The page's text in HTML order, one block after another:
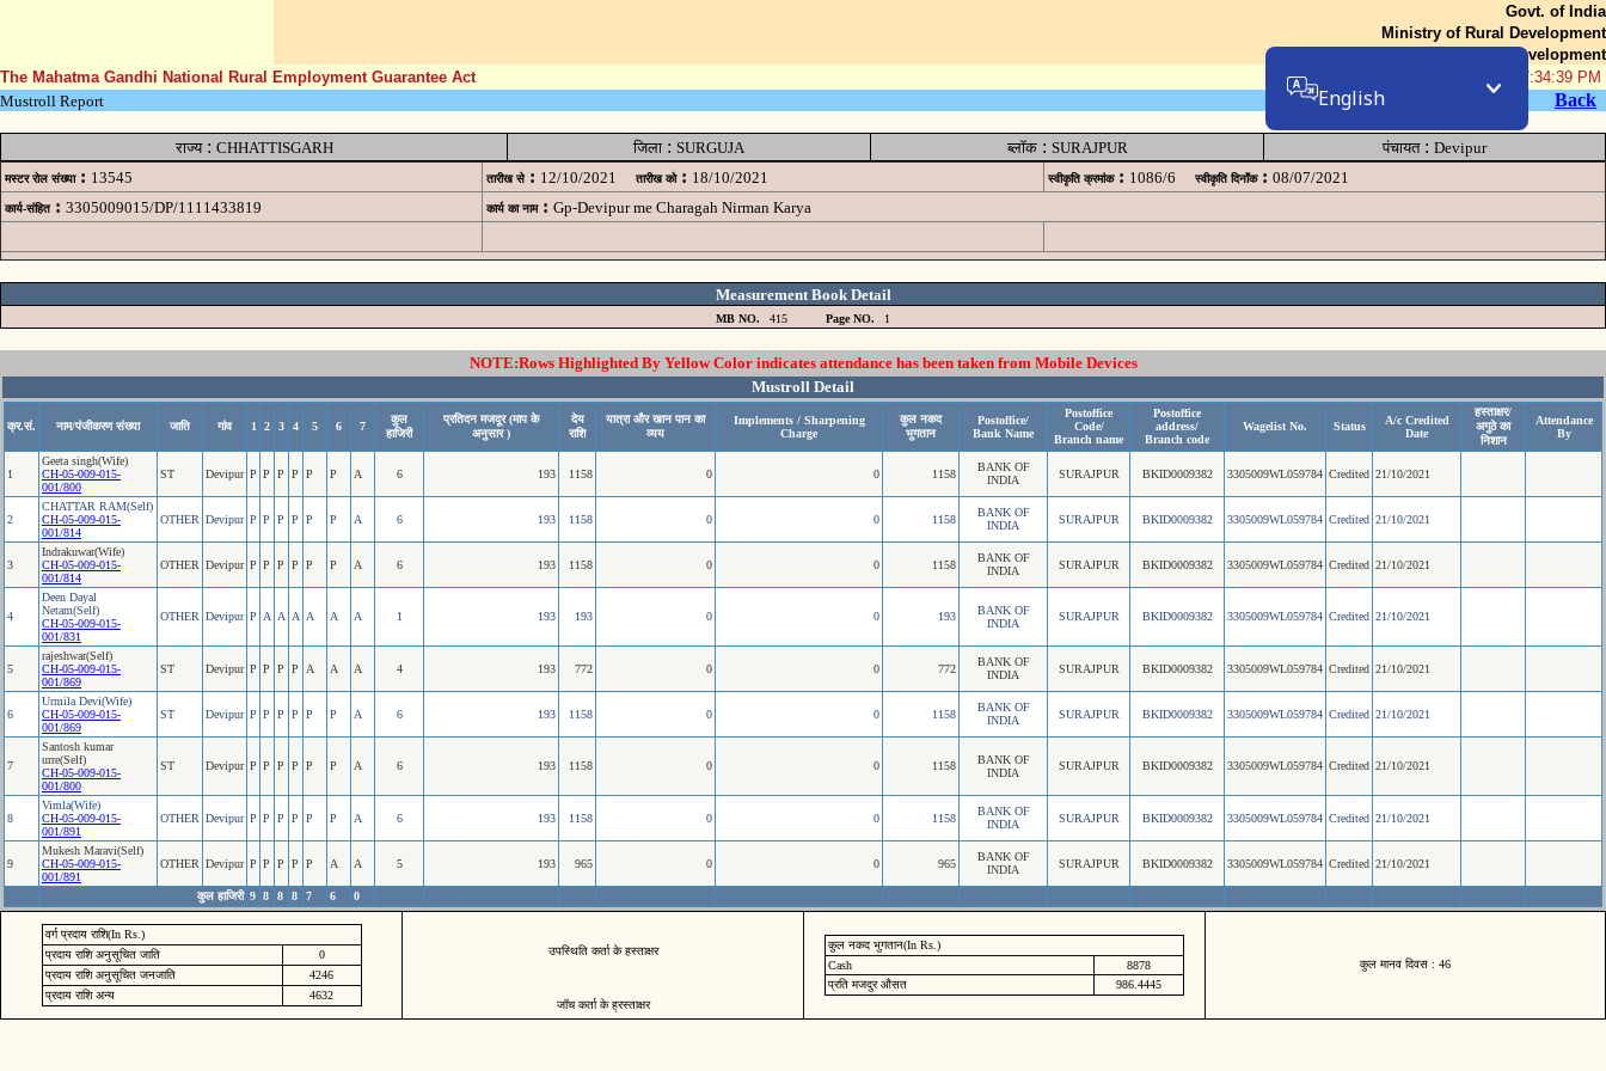
Govt. of India
Ministry of Rural Development
Department of Rural Development
The Mahatma Gandhi National Rural Employment Guarantee Act
08-Aug-2026 07:34:39 PM
Mustroll Report
Back
राज्य: CHHATTISGARH जिला : SURGUJA ब्लॉक: SURAJPUR पंचायत: Devipur
मस्टर रोल संख्या : 13545 तारीख से : 12/10/2021 तारीख को : 18/10/2021 स्वीकृति क्रमांक : 1086/6 स्वीकृति दिनॉंक : 08/07/2021
कार्य-संहित : 3305009015/DP/1111433819 कार्य का नाम : Gp-Devipur me Charagah Nirman Karya
Measurement Book Detail
MB NO. 415 Page NO. 1
NOTE:Rows Highlighted By Yellow Color indicates attendance has been taken from Mobile Devices
Mustroll Detail
क्र.सं. नाम/पंजीकरण संख्या जाति गांव 1 2 3 4 5 6 7
कुल
हाजिरी
प्रतिदन मजदूर (माप के
अनुसार )
देय
राशि
यात्रा और खान पान का
व्यय
Implements / Sharpening
Charge
कुल नकद
भुगतान
Postoffice/
Bank Name
Postoffice
Code/
Branch name
Postoffice
address/
Branch code
Wagelist No. Status
A/c Credited
Date
हस्ताक्षर/
अगुठे का
निशान
Attendance
By
1
Geeta singh(Wife)
CH-05-009-015-
001/800
ST Devipur P P P P P P A 6 193 1158 0 0 1158
BANK OF
INDIA
SURAJPUR BKID0009382 3305009WL059784 Credited 21/10/2021
2
CHATTAR RAM(Self)
CH-05-009-015-
001/814
OTHER Devipur P P P P P P A 6 193 1158 0 0 1158
BANK OF
INDIA
SURAJPUR BKID0009382 3305009WL059784 Credited 21/10/2021
3
Indrakuwar(Wife)
CH-05-009-015-
001/814
OTHER Devipur P P P P P P A 6 193 1158 0 0 1158
BANK OF
INDIA
SURAJPUR BKID0009382 3305009WL059784 Credited 21/10/2021
4
Deen Dayal
Netam(Self)
CH-05-009-015-
001/831
OTHER Devipur P A A A A A A 1 193 193 0 0 193
BANK OF
INDIA
SURAJPUR BKID0009382 3305009WL059784 Credited 21/10/2021
5
rajeshwar(Self)
CH-05-009-015-
001/869
ST Devipur P P P P A A A 4 193 772 0 0 772
BANK OF
INDIA
SURAJPUR BKID0009382 3305009WL059784 Credited 21/10/2021
6
Urmila Devi(Wife)
CH-05-009-015-
001/869
ST Devipur P P P P P P A 6 193 1158 0 0 1158
BANK OF
INDIA
SURAJPUR BKID0009382 3305009WL059784 Credited 21/10/2021
7
Santosh kumar
urre(Self)
CH-05-009-015-
001/800
ST Devipur P P P P P P A 6 193 1158 0 0 1158
BANK OF
INDIA
SURAJPUR BKID0009382 3305009WL059784 Credited 21/10/2021
8
Vimla(Wife)
CH-05-009-015-
001/891
OTHER Devipur P P P P P P A 6 193 1158 0 0 1158
BANK OF
INDIA
SURAJPUR BKID0009382 3305009WL059784 Credited 21/10/2021
9
Mukesh Maravi(Self)
CH-05-009-015-
001/891
OTHER Devipur P P P P P A A 5 193 965 0 0 965
BANK OF
INDIA
SURAJPUR BKID0009382 3305009WL059784 Credited 21/10/2021
कुल हाजिरी 9 8 8 8 7 6 0
वर्ग प्रदाय राशि(In Rs.)
प्रदाय राशि अनुसूचित जाति
0
प्रदाय राशि अनुसूचित जनजाति
4246
प्रदाय राशि अन्य
4632
उपस्थिति कर्ता के हस्ताक्षर
जॉच कर्ता के ह्रस्ताक्षर
कुल नकद भुगतान(In Rs.)
Cash
8878
प्रति मजदुर औसत
986.4445
कुल मानव दिवस : 46
English